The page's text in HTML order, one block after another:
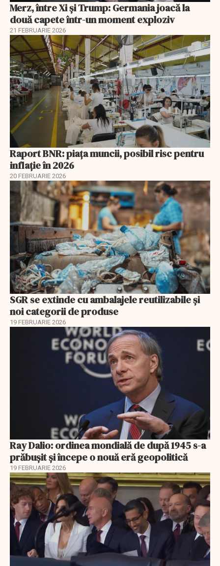
Merz, între Xi și Trump: Germania joacă la
două capete într-un moment exploziv
21 FEBRUARIE 2026
Raport BNR: piața muncii, posibil risc pentru
inflație în 2026
20 FEBRUARIE 2026
SGR se extinde cu ambalajele reutilizabile și
noi categorii de produse
19 FEBRUARIE 2026
Ray Dalio: ordinea mondială de după 1945 s-a
prăbușit și începe o nouă eră geopolitică
19 FEBRUARIE 2026